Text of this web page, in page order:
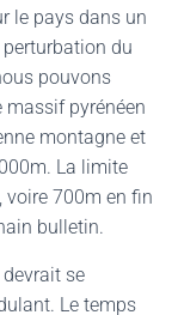
le pays dans un
perturbation du
pouvons
massif pyrénéen
montagne et
La limite
voire 700m en fin
bulletin.
se
Le temps